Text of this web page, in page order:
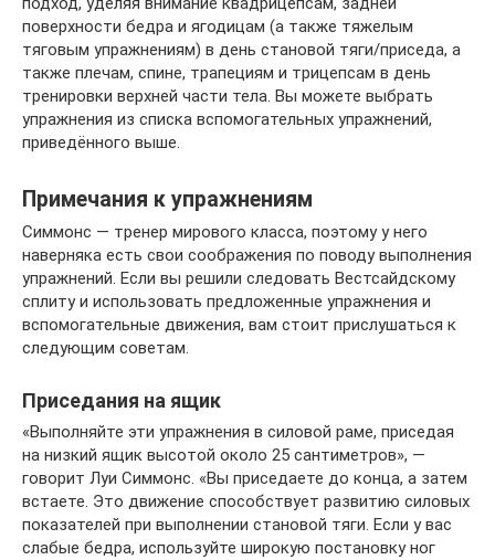
поверхности бедра и ягодицам (а также тяжелым
тяговым упражнениям) в день становой тяги/приседа, а
также плечам, спине, трапециям и трицепсам в день
тренировки верхней части тела. Вы можете выбрать
упражнения из списка вспомогательных упражнений,
приведённого выше.
Примечания к упражнениям
Симмонс — тренер мирового класса, поэтому у него
наверняка есть свои соображения по поводу выполнения
упражнений. Если вы решили следовать Вестсайдскому
сплиту и использовать предложенные упражнения и
вспомогательные движения, вам стоит прислушаться к
следующим советам.
Приседания на ящик
«Выполняйте эти упражнения в силовой раме, приседая
на низкий ящик высотой около 25 сантиметров», —
говорит Луи Симмонс. «Вы приседаете до конца, а затем
встаете. Это движение способствует развитию силовых
показателей при выполнении становой тяги. Если у вас
слабые бедра, используйте широкую постановку ног